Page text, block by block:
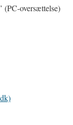
(PC-oversættelse)